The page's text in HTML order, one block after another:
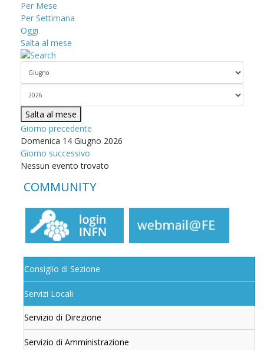
Per Mese
Per Settimana
Oggi
Salta al mese
Salta al mese
Giorno precedente
Domenica 14 Giugno 2026
Giorno successivo
Nessun evento trovato
COMMUNITY
Consiglio di Sezione
Servizi Locali
Servizio di Direzione
Servizio di Amministrazione